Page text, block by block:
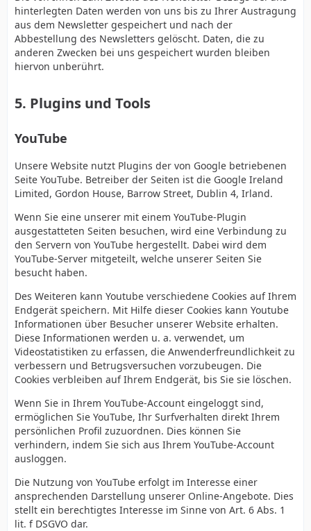
hinterlegten Daten werden von uns bis zu Ihrer Austragung
aus dem Newsletter gespeichert und nach der
Abbestellung des Newsletters gelöscht. Daten, die zu
anderen Zwecken bei uns gespeichert wurden bleiben
hiervon unberührt.
5. Plugins und Tools
YouTube
Unsere Website nutzt Plugins der von Google betriebenen
Seite YouTube. Betreiber der Seiten ist die Google Ireland
Limited, Gordon House, Barrow Street, Dublin 4, Irland.
Wenn Sie eine unserer mit einem YouTube-Plugin
ausgestatteten Seiten besuchen, wird eine Verbindung zu
den Servern von YouTube hergestellt. Dabei wird dem
YouTube-Server mitgeteilt, welche unserer Seiten Sie
besucht haben.
Des Weiteren kann Youtube verschiedene Cookies auf Ihrem
Endgerät speichern. Mit Hilfe dieser Cookies kann Youtube
Informationen über Besucher unserer Website erhalten.
Diese Informationen werden u. a. verwendet, um
Videostatistiken zu erfassen, die Anwenderfreundlichkeit zu
verbessern und Betrugsversuchen vorzubeugen. Die
Cookies verbleiben auf Ihrem Endgerät, bis Sie sie löschen.
Wenn Sie in Ihrem YouTube-Account eingeloggt sind,
ermöglichen Sie YouTube, Ihr Surfverhalten direkt Ihrem
persönlichen Profil zuzuordnen. Dies können Sie
verhindern, indem Sie sich aus Ihrem YouTube-Account
ausloggen.
Die Nutzung von YouTube erfolgt im Interesse einer
ansprechenden Darstellung unserer Online-Angebote. Dies
stellt ein berechtigtes Interesse im Sinne von Art. 6 Abs. 1
lit. f DSGVO dar.